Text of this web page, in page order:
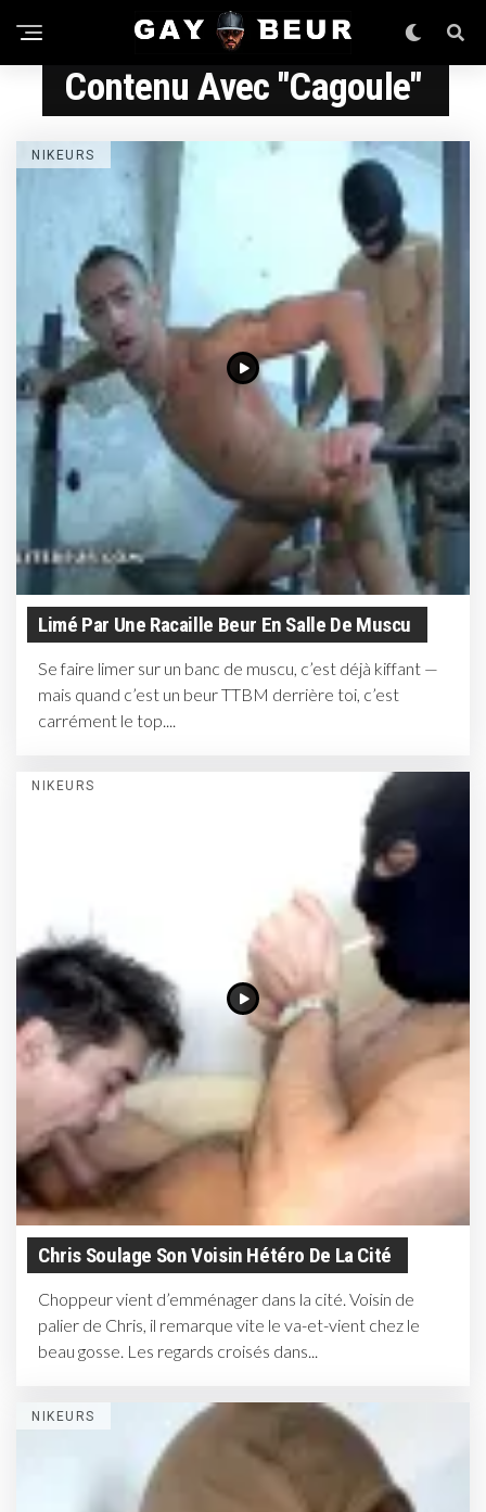
Contenu Avec "cagoule"
NIKEURS
Limé Par Une Racaille Beur En Salle De Muscu
Se faire limer sur un banc de muscu, c’est déjà kiffant —
mais quand c’est un beur TTBM derrière toi, c’est
carrément le top....
NIKEURS
Chris Soulage Son Voisin Hétéro De La Cité
Choppeur vient d’emménager dans la cité. Voisin de
palier de Chris, il remarque vite le va-et-vient chez le
beau gosse. Les regards croisés dans...
NIKEURS